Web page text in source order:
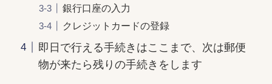
銀行口座の入力
クレジットカードの登録
即日で行える手続きはここまで、次は郵便
物が来たら残りの手続きをします